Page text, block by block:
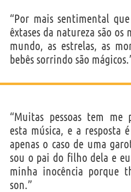
“Por mais sentimental que
êxtases da natureza são os
mundo, as estrelas, as
bebês sorrindo são
“Muitas pessoas tem me
esta música, e a resposta
apenas o caso de uma
sou o pai do filho dela e
minha inocência porque
son.”